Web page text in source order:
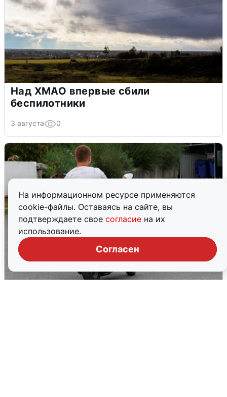
На информационном ресурсе применяются
cookie-файлы. Оставаясь на сайте, вы
подтверждаете свое согласие на их
использование.
Согласен
Над ХМАО впервые сбили
беспилотники
3 августа 0